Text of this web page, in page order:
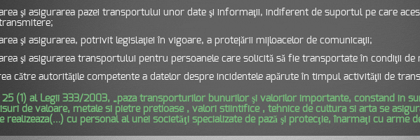
şi asigurarea pazei transportului unor date şi informaţii, indiferent de suportul pe care
şi asigurarea, potrivit legislaţiei în vigoare, a protejării mijloacelor de comunicaţii;
şi asigurarea transportului pentru persoanele care solicită să fie transportate în condiţii de
către autorităţile competente a datelor despre incidentele apărute în timpul activităţii de
(1) al Legii 333/2003, „paza transporturilor bunurilor şi valorilor importante, constand in
de valoare, metale si pietre pretioase , valori stiintifice , tehnice de cultura si arta se
realizeaza(…) cu personal al unei societăţi specializate de pază şi protecţie, înarmaţi cu arme